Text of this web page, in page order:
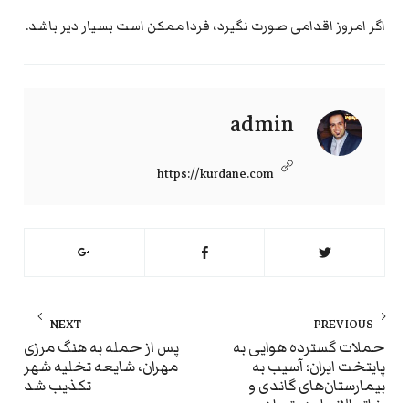
اگر امروز اقدامی صورت نگیرد، فردا ممکن است بسیار دیر باشد.
admin
https://kurdane.com
راهبری
نوشته
PREVIOUS
Previous
post:
حملات گسترده هوایی به
پایتخت ایران؛ آسیب‌ به
بیمارستان‌های گاندی و
NEXT
پس از حمله به هنگ مرزی
مهران، شایعه تخلیه شهر
تکذیب شد